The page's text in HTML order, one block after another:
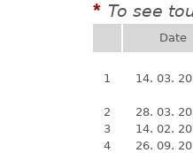
* To see
Date
1 14. 03.
2
28. 03.
3
14. 02.
4
26. 09.